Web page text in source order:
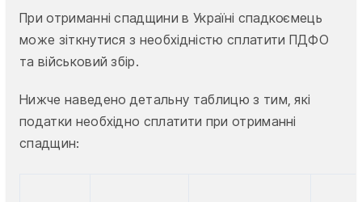
При отриманні спадщини в Україні спадкоємець
може зіткнутися з необхідністю сплатити ПДФО
та військовий збір.
Нижче наведено детальну таблицю з тим, які
податки необхідно сплатити при отриманні
спадщин: